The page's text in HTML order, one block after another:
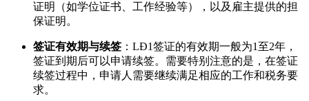
证明（如学位证书、工作经验等），以及雇主提供的担
保证明。
签证有效期与续签 ：LĐ1签证的有效期一般为1至2年，
签证到期后可以申请续签。需要特别注意的是，在签证
续签过程中，申请人需要继续满足相应的工作和税务要
求。